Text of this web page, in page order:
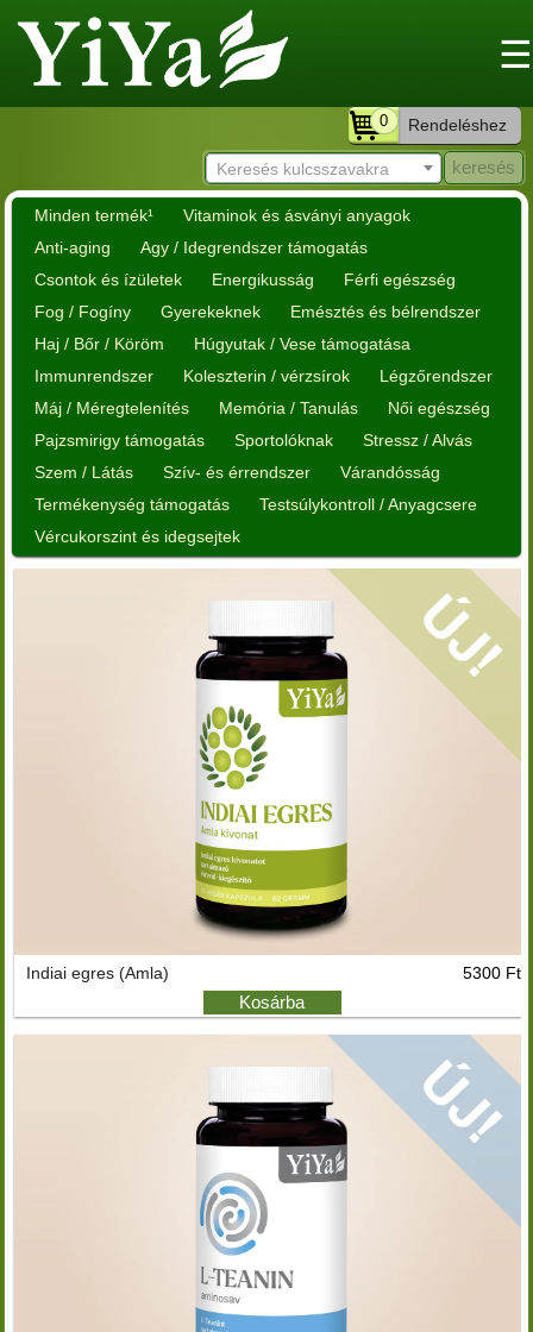
☰
Keresés kulcsszavakra
0 Rendeléshez
Minden termék¹
Vitaminok és ásványi anyagok
Anti-aging
Agy / Idegrendszer támogatás
Csontok és ízületek
Energikusság
Férfi egészség
Fog / Fogíny
Gyerekeknek
Emésztés és bélrendszer
Haj / Bőr / Köröm
Húgyutak / Vese támogatása
Immunrendszer
Koleszterin / vérzsírok
Légzőrendszer
Máj / Méregtelenítés
Memória / Tanulás
Női egészség
Pajzsmirigy támogatás
Sportolóknak
Stressz / Alvás
Szem / Látás
Szív- és érrendszer
Várandósság
Termékenység támogatás
Testsúlykontroll / Anyagcsere
Vércukorszint és idegsejtek
Indiai egres (Amla) 5300 Ft
Kosárba